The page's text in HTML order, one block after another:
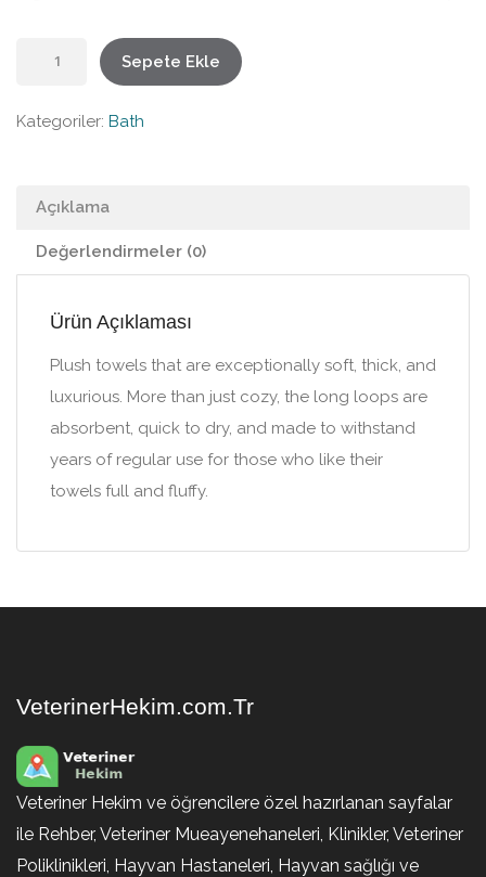
Sepete Ekle
Kategoriler: Bath
Açıklama
Değerlendirmeler (0)
Ürün Açıklaması
Plush towels that are exceptionally soft, thick, and
luxurious. More than just cozy, the long loops are
absorbent, quick to dry, and made to withstand
years of regular use for those who like their
towels full and fluffy.
VeterinerHekim.com.Tr
Veteriner Hekim ve öğrencilere özel hazırlanan sayfalar
ile Rehber, Veteriner Mueayenehaneleri, Klinikler, Veteriner
Poliklinikleri, Hayvan Hastaneleri, Hayvan sağlığı ve